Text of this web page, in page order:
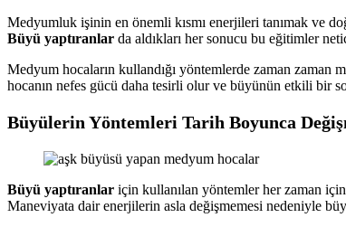
Medyumluk işinin en önemli kısmı enerjileri tanımak ve
Büyü yaptıranlar da aldıkları her sonucu bu eğitimler
Medyum hocaların kullandığı yöntemlerde zaman
hocanın nefes gücü daha tesirli olur ve büyünün etkili bir
Büyülerin Yöntemleri Tarih Boyunca
Büyü yaptıranlar için kullanılan yöntemler her zaman
Maneviyata dair enerjilerin asla değişmemesi nedeniyle